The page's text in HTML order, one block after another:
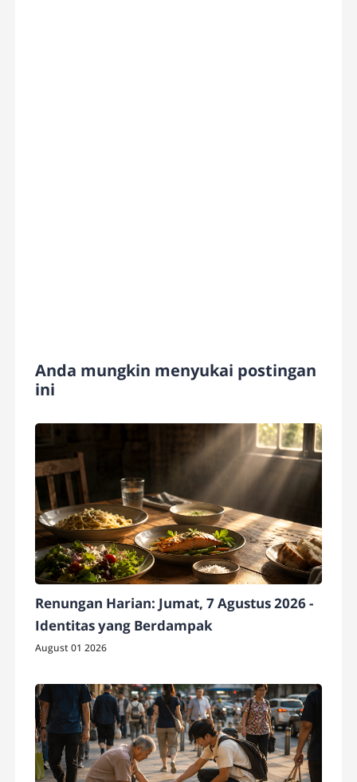
Anda mungkin menyukai postingan
ini
Renungan Harian: Jumat, 7 Agustus 2026 -
Identitas yang Berdampak
August 01 2026